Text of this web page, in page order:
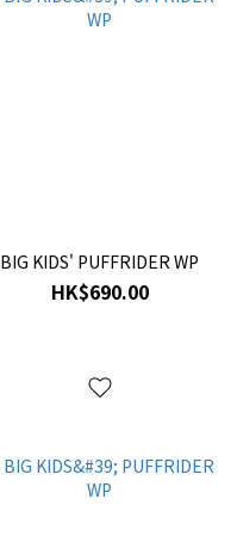
BIG KIDS' PUFFRIDER WP
HK$690.00